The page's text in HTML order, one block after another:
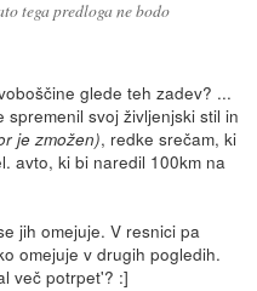
tega predloga ne bodo
glede teh zadev? ...
svoj življenjski stil in
je zmožen), redke srečam, ki
avto, ki bi naredil 100km na
jih omejuje. V resnici pa
omejuje v drugih pogledih.
več potrpet'? :]